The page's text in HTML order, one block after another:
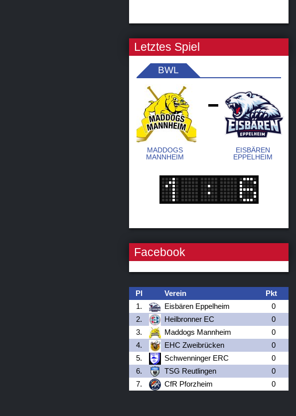
Letztes Spiel
BWL
MADDOGS
MANNHEIM
-
EISBÄREN
EPPELHEIM
Facebook
Pl Verein
Pkt
1.
Eisbären Eppelheim
0
2.
Heilbronner EC
0
3.
Maddogs Mannheim
0
4.
EHC Zweibrücken
0
5.
Schwenninger ERC
0
6.
TSG Reutlingen
0
7.
CfR Pforzheim 0